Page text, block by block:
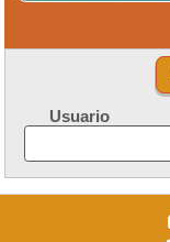
Usuario